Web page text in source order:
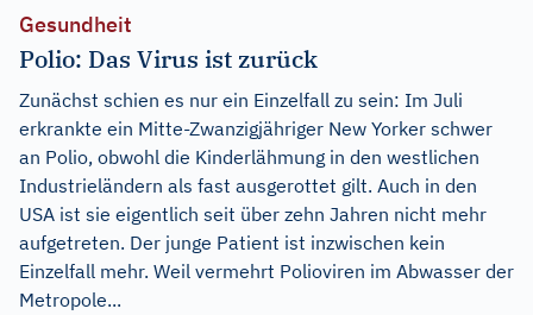
Gesundheit
Polio: Das Virus ist zurück
Zunächst schien es nur ein Einzelfall zu sein: Im Juli
erkrankte ein Mitte-Zwanzigjähriger New Yorker schwer
an Polio, obwohl die Kinderlähmung in den westlichen
Industrieländern als fast ausgerottet gilt. Auch in den
USA ist sie eigentlich seit über zehn Jahren nicht mehr
aufgetreten. Der junge Patient ist inzwischen kein
Einzelfall mehr. Weil vermehrt Polioviren im Abwasser der
Metropole...